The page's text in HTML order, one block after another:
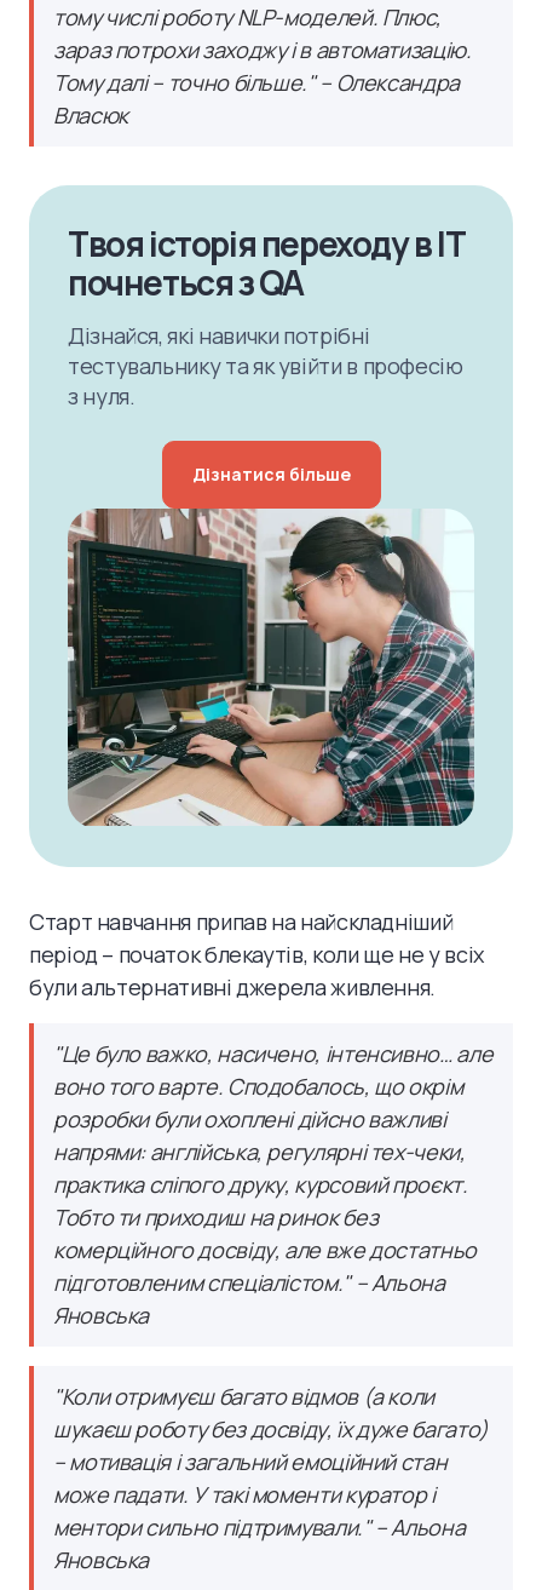
тому числі роботу NLP-моделей. Плюс,
зараз потрохи заходжу і в автоматизацію.
Тому далі – точно більше." – Олександра
Власюк
Твоя історія переходу в IT
почнеться з QA
Дізнайся, які навички потрібні
тестувальнику та як увійти в професію
з нуля.
Дізнатися більше
Старт навчання припав на найскладніший
період – початок блекаутів, коли ще не у всіх
були альтернативні джерела живлення.
"Це було важко, насичено, інтенсивно… але
воно того варте. Сподобалось, що окрім
розробки були охоплені дійсно важливі
напрями: англійська, регулярні тех-чеки,
практика сліпого друку, курсовий проєкт.
Тобто ти приходиш на ринок без
комерційного досвіду, але вже достатньо
підготовленим спеціалістом." – Альона
Яновська
"Коли отримуєш багато відмов (а коли
шукаєш роботу без досвіду, їх дуже багато)
– мотивація і загальний емоційний стан
може падати. У такі моменти куратор і
ментори сильно підтримували." – Альона
Яновська